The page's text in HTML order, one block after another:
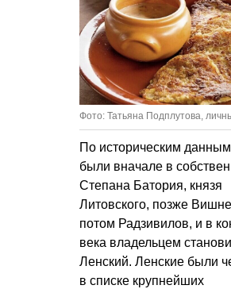
Фото: Татьяна Подплутова,
По историческим
были вначале в
Степана Батория, князя
Литовского, позже
потом Радзивилов, и в
века владельцем
Ленский. Ленские были
в списке крупнейших